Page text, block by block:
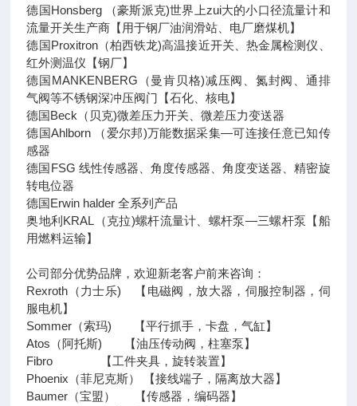
德国Honsberg （豪斯派克)世界上zui大的小口径流量计和
流量开关生产商【用于钢厂油润滑站、电厂磨煤机】
德国Proxitron（柏西铁龙)高温接近开关、热金属检测仪、
红外测温仪【钢厂】
德国MANKENBERG（曼肯贝格)减压阀、氮封阀、通排
气阀等不锈钢深冲压阀门【石化、核电】
德国Beck（贝克)微差压力开关、微差压力变送器
德国Ahlborn （爱尔邦)万能数据采集—可连接任意已知传
感器
德国FSG 线性传感器、角度传感器、角度变送器、精密旋
转电位器
德国Erwin halder 全系列产品
奥地利KRAL（克拉)螺杆流量计、螺杆泵—三螺杆泵【船
用燃料运输】
公司部分优势品牌，欢迎新老客户前来咨询：
Rexroth（力士乐) 【电磁阀，放大器，伺服控制器，伺
服电机】
Sommer（索玛) 【平行抓手，卡盘，气缸】
Atos（阿托斯) 【油压传动阀，柱塞泵】
Fibro 【工件夹具，旋转装置】
Phoenix（菲尼克斯） 【接线端子，隔离放大器】
Baumer（宝盟） 【传感器，编码器】